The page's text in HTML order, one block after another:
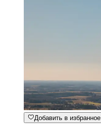
Добавить в избранное